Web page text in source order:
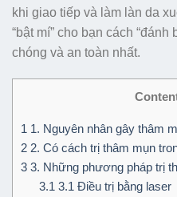
khi giao tiếp và làm làn da
“bật mí” cho bạn cách “đánh
chóng và an toàn nhất.
1 1. Nguyên nhân gây thâm
2 2. Có cách trị thâm mụn
3 3. Những phương pháp trị
3.1 3.1 Điều trị bằng laser